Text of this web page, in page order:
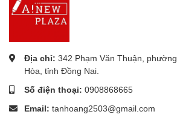
Địa chỉ: 342 Phạm Văn Thuận,
Hòa, tỉnh Đồng Nai.
Số điện thoại: 0908868665
Email: tanhoang2503@gmail.com